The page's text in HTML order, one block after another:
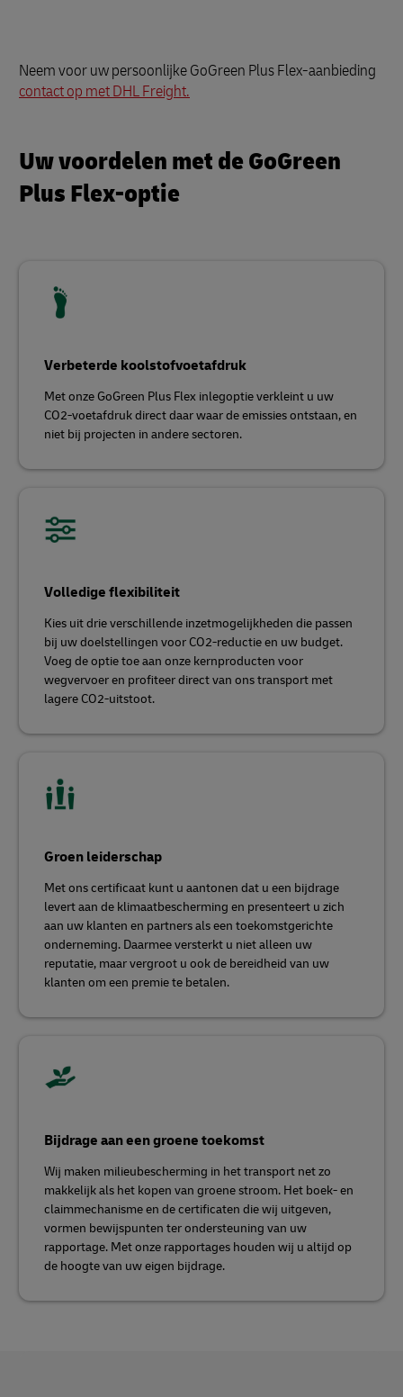
Neem voor uw persoonlijke GoGreen Plus Flex-aanbieding
contact op met DHL Freight.
Uw voordelen met de GoGreen
Plus Flex-optie
Verbeterde koolstofvoetafdruk
Met onze GoGreen Plus Flex inlegoptie verkleint u uw
CO2-voetafdruk direct daar waar de emissies ontstaan, en
niet bij projecten in andere sectoren.
Volledige flexibiliteit
Kies uit drie verschillende inzetmogelijkheden die passen
bij uw doelstellingen voor CO2-reductie en uw budget.
Voeg de optie toe aan onze kernproducten voor
wegvervoer en profiteer direct van ons transport met
lagere CO2-uitstoot.
Groen leiderschap
Met ons certificaat kunt u aantonen dat u een bijdrage
levert aan de klimaatbescherming en presenteert u zich
aan uw klanten en partners als een toekomstgerichte
onderneming. Daarmee versterkt u niet alleen uw
reputatie, maar vergroot u ook de bereidheid van uw
klanten om een premie te betalen.
Bijdrage aan een groene toekomst
Wij maken milieubescherming in het transport net zo
makkelijk als het kopen van groene stroom. Het boek- en
claimmechanisme en de certificaten die wij uitgeven,
vormen bewijspunten ter ondersteuning van uw
rapportage. Met onze rapportages houden wij u altijd op
de hoogte van uw eigen bijdrage.